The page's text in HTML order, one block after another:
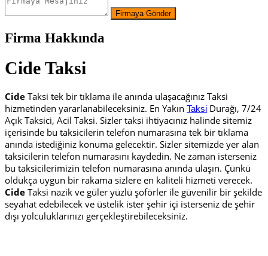
Firma Hakkında
Cide Taksi
Cide Taksi tek bir tıklama ile anında ulaşacağınız Taksi
hizmetinden yararlanabileceksiniz. En Yakın Taksi Durağı, 7/24
Açık Taksici, Acil Taksi. Sizler taksi ihtiyacınız halinde sitemiz
içerisinde bu taksicilerin telefon numarasına tek bir tıklama
anında istediğiniz konuma gelecektir. Sizler sitemizde yer alan
taksicilerin telefon numarasını kaydedin. Ne zaman isterseniz
bu taksicilerimizin telefon numarasına anında ulaşın. Çünkü
oldukça uygun bir rakama sizlere en kaliteli hizmeti verecek.
Cide Taksi nazik ve güler yüzlü şoförler ile güvenilir bir şekilde
seyahat edebilecek ve üstelik ister şehir içi isterseniz de şehir
dışı yolculuklarınızı gerçekleştirebileceksiniz.